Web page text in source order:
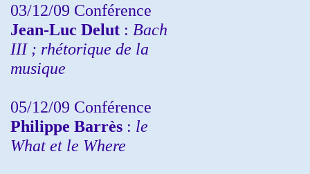
03/12/09 Conférence
Jean-Luc Delut : Bach
III ; rhétorique de la
musique
05/12/09 Conférence
Philippe Barrès : le
What et le Where